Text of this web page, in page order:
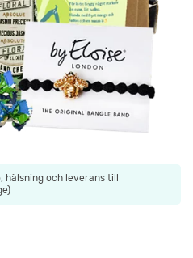
och leverans till